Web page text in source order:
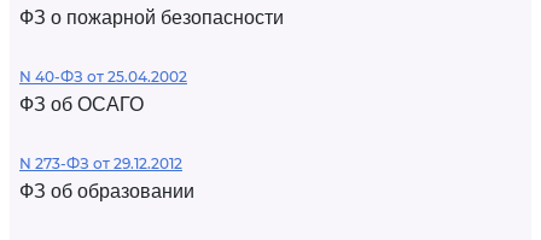
ФЗ о пожарной безопасности
N 40-ФЗ от 25.04.2002
ФЗ об ОСАГО
N 273-ФЗ от 29.12.2012
ФЗ об образовании